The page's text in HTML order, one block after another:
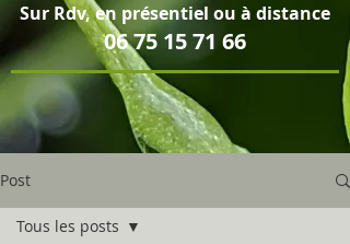
Sur Rdv, en présentiel ou à distance
06 75 15 71 66
Post
Tous les posts